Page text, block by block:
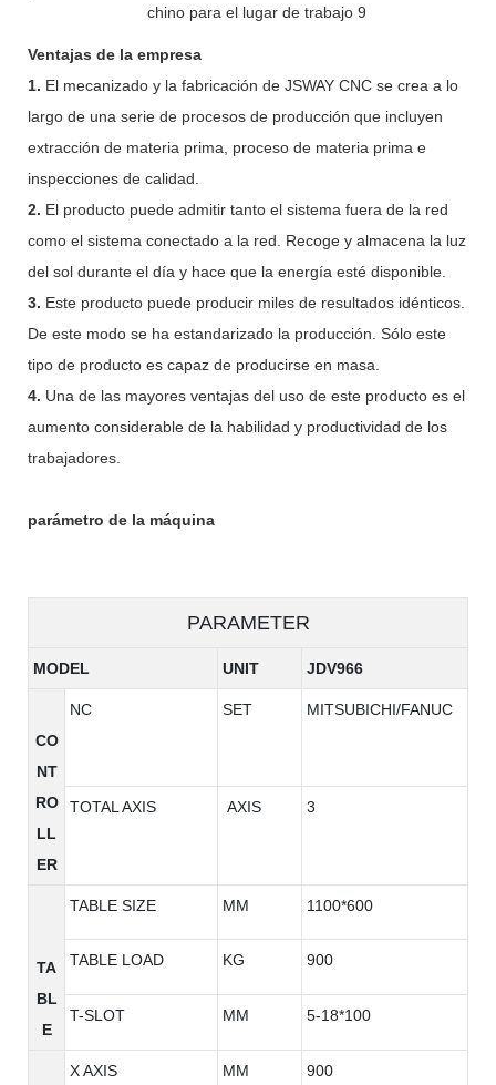
Ventajas de la empresa
1. El mecanizado y la fabricación de JSWAY CNC se crea a lo
largo de una serie de procesos de producción que incluyen
extracción de materia prima, proceso de materia prima e
inspecciones de calidad.
2. El producto puede admitir tanto el sistema fuera de la red
como el sistema conectado a la red. Recoge y almacena la luz
del sol durante el día y hace que la energía esté disponible.
3. Este producto puede producir miles de resultados idénticos.
De este modo se ha estandarizado la producción. Sólo este
tipo de producto es capaz de producirse en masa.
4. Una de las mayores ventajas del uso de este producto es el
aumento considerable de la habilidad y productividad de los
trabajadores.
parámetro de la máquina
PARAMETER
MODEL UNIT JDV966
CO
NT
RO
LL
ER
NC SET MITSUBICHI/FANUC
TOTAL AXIS AXIS 3
TA
BL
E
TABLE SIZE MM 1100*600
TABLE LOAD KG 900
T-SLOT MM 5-18*100
X AXIS MM 900